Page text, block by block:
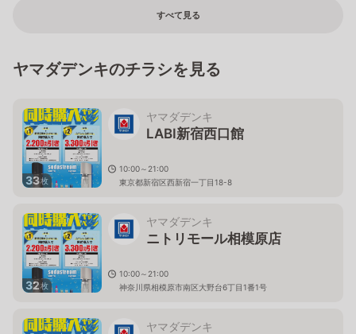
すべて見る
ヤマダデンキのチラシを見る
33枚
ヤマダデンキ
LABI新宿西口館
10:00～21:00
東京都新宿区西新宿一丁目18-8
32枚
ヤマダデンキ
ニトリモール相模原店
10:00～21:00
神奈川県相模原市南区大野台6丁目1番1号
ヤマダデンキ